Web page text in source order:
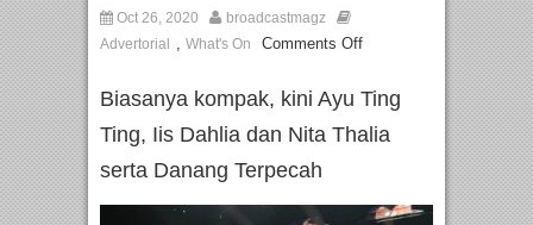
Oct 26, 2020
broadcastmagz
Advertorial
, What's On Comments Off
Biasanya kompak, kini Ayu Ting
Ting, Iis Dahlia dan Nita Thalia
serta Danang Terpecah